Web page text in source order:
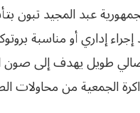
عبد المجيد تبون
إداري أو مناسبة
طويل يهدف إلى صون
الجمعية من محاولات